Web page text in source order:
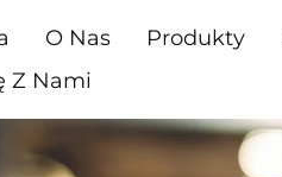
O Nas Produkty
Z Nami